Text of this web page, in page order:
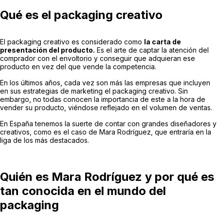
Qué es el packaging creativo
El packaging creativo es considerado como la carta de
presentación del producto. Es el arte de captar la atención del
comprador con el envoltorio y conseguir que adquieran ese
producto en vez del que vende la competencia.
En los últimos años, cada vez son más las empresas que incluyen
en sus estrategias de marketing el packaging creativo. Sin
embargo, no todas conocen la importancia de este a la hora de
vender su producto, viéndose reflejado en el volumen de ventas.
En España tenemos la suerte de contar con grandes diseñadores y
creativos, como es el caso de Mara Rodríguez, que entraría en la
liga de los más destacados.
Quién es Mara Rodríguez y por qué es
tan conocida en el mundo del
packaging